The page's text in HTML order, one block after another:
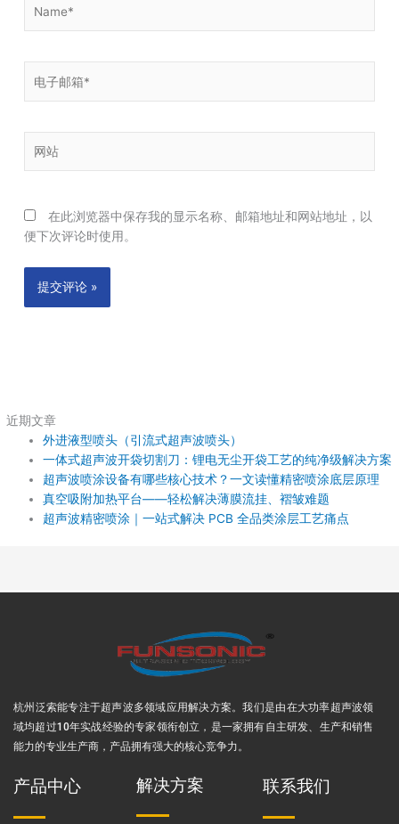
子
箱
站
在此浏览器中保存我的显示名称、邮箱地址和网站地址，以
便下次评论时使用。
近期文章
外进液型喷头（引流式超声波喷头）
一体式超声波开袋切割刀：锂电无尘开袋工艺的纯净级解决方案
超声波喷涂设备有哪些核心技术？一文读懂精密喷涂底层原理
真空吸附加热平台——轻松解决薄膜流挂、褶皱难题
超声波精密喷涂｜一站式解决 PCB 全品类涂层工艺痛点
杭州泛索能专注于超声波多领域应用解决方案 。我们是由在大功率超声波领
域均超过10年实战经验的专家领衔创立，是一家拥有自主研发、生产和销售
能力的专业生产商，产品拥有强大的核心竞争力。
产品中心 解决方案 联系我们